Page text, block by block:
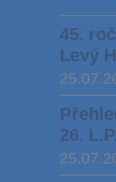
45.
Levý
26.